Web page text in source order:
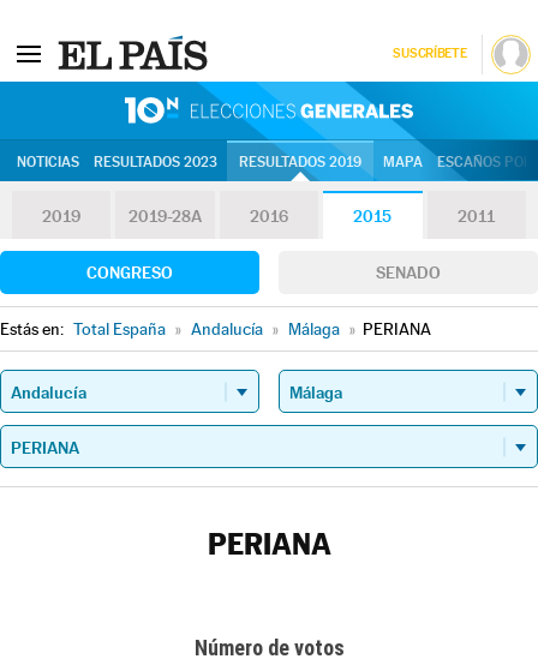
SUSCRÍBETE
NOTICIAS RESULTADOS 2023 RESULTADOS 2019 MAPA ESCAÑOS
2019 2019-28A 2016 2015 2011
CONGRESO SENADO
Estás en: Total España » Andalucía » Málaga » PERIANA
PERIANA
Número de votos